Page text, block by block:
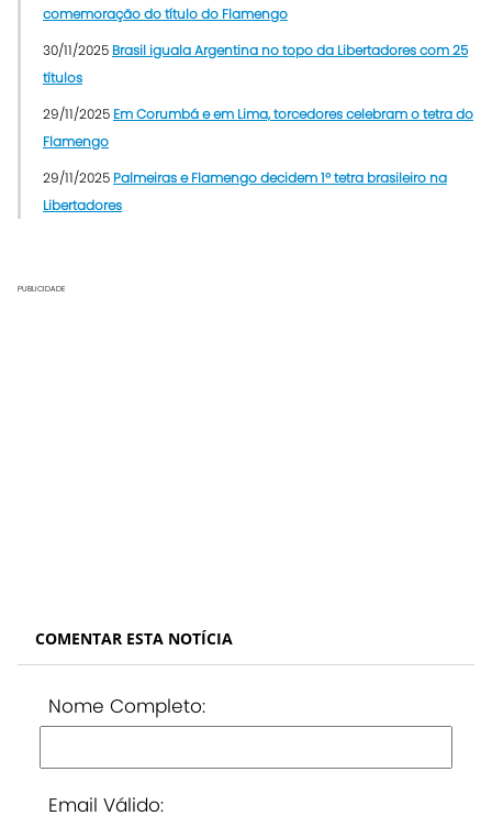
comemoração do título do Flamengo
30/11/2025 Brasil iguala Argentina no topo da Libertadores com 25
títulos
29/11/2025 Em Corumbá e em Lima, torcedores celebram o tetra do
Flamengo
29/11/2025 Palmeiras e Flamengo decidem 1º tetra brasileiro na
Libertadores
PUBLICIDADE
COMENTAR ESTA NOTÍCIA
Nome Completo:
Email Válido: